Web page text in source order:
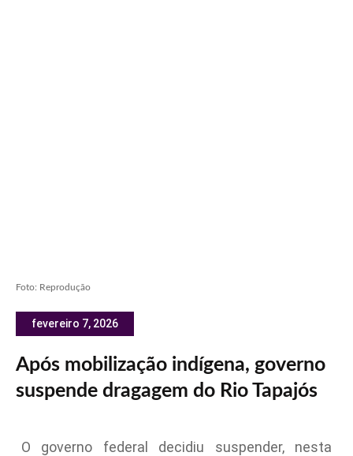
Foto: Reprodução
fevereiro 7, 2026
Após mobilização indígena, governo
suspende dragagem do Rio Tapajós
O governo federal decidiu suspender, nesta